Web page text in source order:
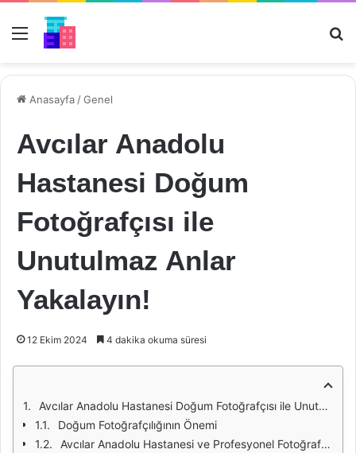
Menü
Anasayfa /Genel
Avcılar Anadolu
Hastanesi Doğum
Fotoğrafçısı ile
Unutulmaz Anlar
Yakalayın!
12 Ekim 2024 4 dakika okuma süresi
Avcılar Anadolu Hastanesi Doğum Fotoğrafçısı ile Unutulmaz Anlar Yakalayın!
Doğum Fotoğrafçılığının Önemi
Avcılar Anadolu Hastanesi ve Profesyonel Fotoğrafçı Kadrosu